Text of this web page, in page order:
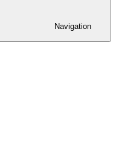
Navigation